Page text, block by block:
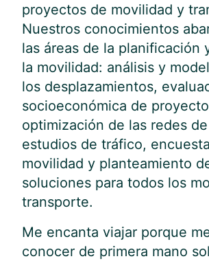
proyectos de movilidad y
Nuestros conocimientos
las áreas de la planificación
la movilidad: análisis y
los desplazamientos,
socioeconómica de
optimización de las redes
estudios de tráfico,
movilidad y planteamiento
soluciones para todos los
transporte.
Me encanta viajar porque
conocer de primera mano